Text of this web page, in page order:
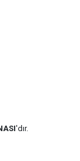
'dır.